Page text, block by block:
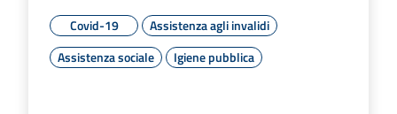
Covid-19
Assistenza agli invalidi
Assistenza sociale
Igiene pubblica